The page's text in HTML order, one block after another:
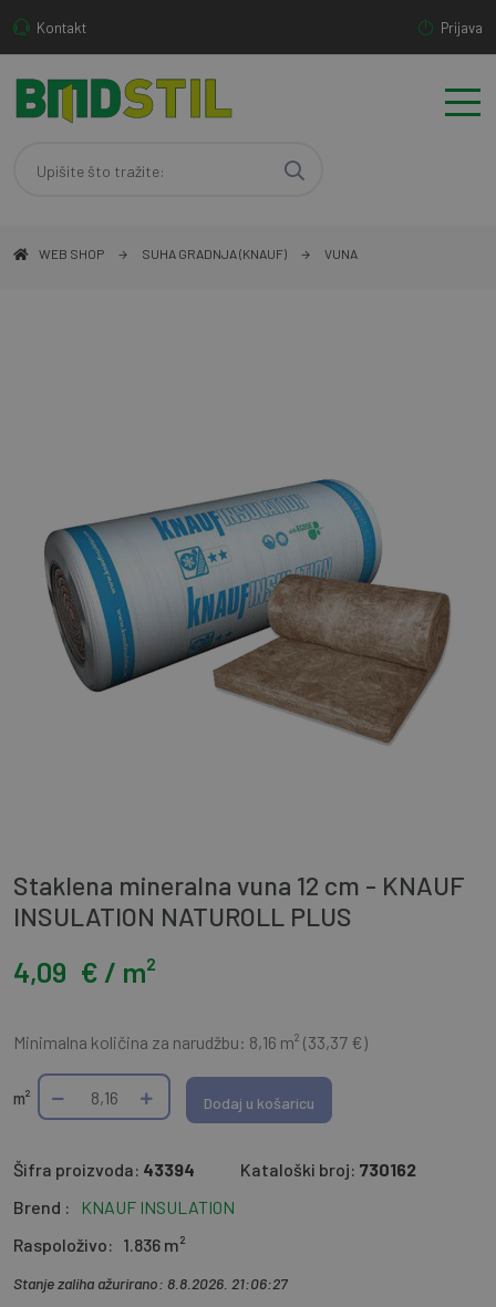
Kontakt Prijava
WEB SHOP SUHA GRADNJA (KNAUF) VUNA
Staklena mineralna vuna 12 cm - KNAUF
INSULATION NATUROLL PLUS
4,09 € / m²
Minimalna količina za narudžbu: 8,16 m² (33,37 €)
m² Dodaj u košaricu
Šifra proizvoda: 43394 Kataloški broj: 730162
Brend :
KNAUF INSULATION
Raspoloživo: 1.836 m²
Stanje zaliha ažurirano: 8.8.2026. 21:06:27